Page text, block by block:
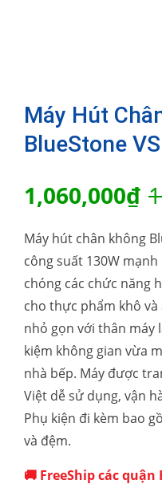
Máy Hút
BlueStone
1,060,000₫
Máy hút chân không
công suất 130W
chóng các chức năng
cho thực phẩm khô
nhỏ gọn với thân máy
kiệm không gian vừa
nhà bếp. Máy được
Việt dễ sử dụng, vận
Phụ kiện đi kèm bao
và đệm.
🚚 FreeShip các quận